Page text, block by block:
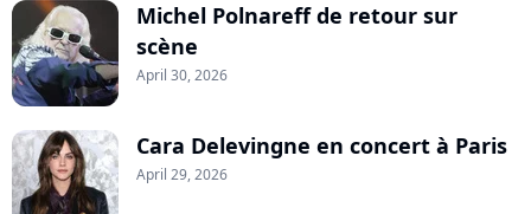
Michel Polnareff de retour sur
scène
April 30, 2026
Cara Delevingne en concert à Paris
April 29, 2026